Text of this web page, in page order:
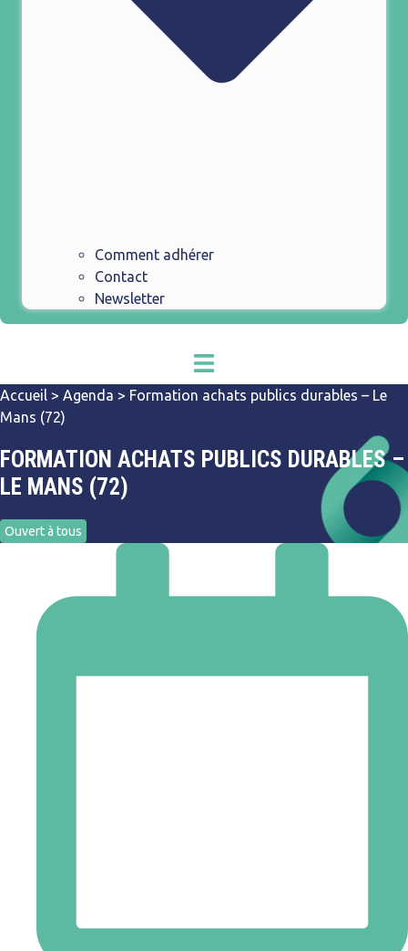
Comment adhérer
Contact
Newsletter
Accueil > Agenda > Formation achats publics durables – Le
Mans (72)
FORMATION ACHATS PUBLICS DURABLES –
LE MANS (72)
Ouvert à tous